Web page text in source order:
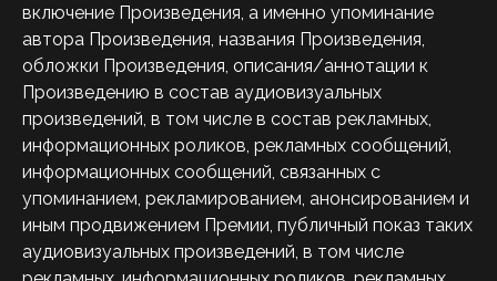
включение Произведения, а именно упоминание
автора Произведения, названия Произведения,
обложки Произведения, описания/аннотации к
Произведению в состав аудиовизуальных
произведений, в том числе в состав рекламных,
информационных роликов, рекламных сообщений,
информационных сообщений, связанных с
упоминанием, рекламированием, анонсированием и
иным продвижением Премии, публичный показ таких
аудиовизуальных произведений, в том числе